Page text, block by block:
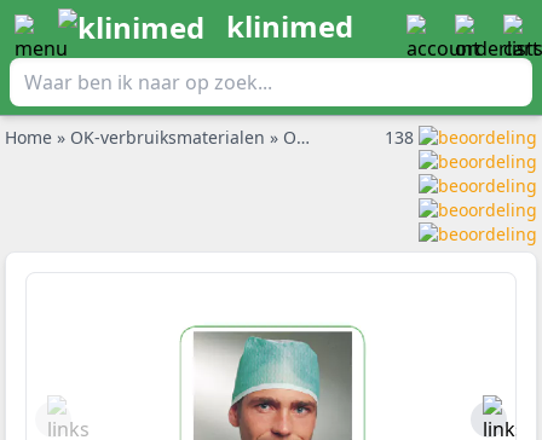
klinimed
Home » OK-verbruiksmaterialen » Operatiemutsen »Barrier Ok
138